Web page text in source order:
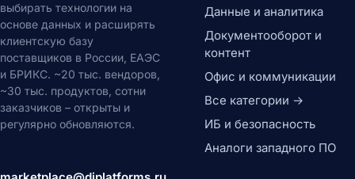
PDF-редакторы
Электронная подпись
Цифровые активы (DAM)
DAM системы
CDN сети
Потоковое видео
выбирать технологии на
основе данных и расширять
клиентскую базу
поставщиков в России, ЕАЭС
и БРИКС. ~20 тыс. вендоров,
~30 тыс. продуктов, сотни
заказчиков – открыты и
регулярно обновляются.
Данные и аналитика
Документооборот и
контент
Офис и коммуникации
Все категории →
ИБ и безопасность
Аналоги западного ПО